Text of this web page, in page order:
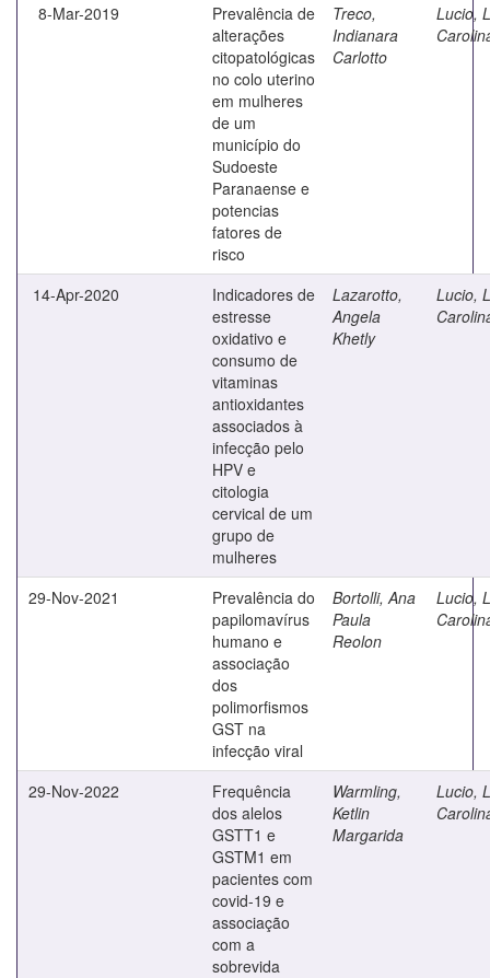
8-Mar-2019
Prevalência de
alterações
citopatológicas
no colo uterino
em mulheres
de um
município do
Sudoeste
Paranaense e
potencias
fatores de
risco
Treco,
Indianara
Carlotto
Lucio,
14-Apr-2020
Indicadores de
estresse
oxidativo e
consumo de
vitaminas
antioxidantes
associados à
infecção pelo
HPV e
citologia
cervical de um
grupo de
mulheres
Lazarotto,
Angela
Khetly
Lucio,
29-Nov-2021
Prevalência do
papilomavírus
humano e
associação
dos
polimorfismos
GST na
infecção viral
Bortolli, Ana
Paula
Reolon
Lucio,
29-Nov-2022
Frequência
dos alelos
GSTT1 e
GSTM1 em
pacientes com
covid-19 e
associação
com a
sobrevida
Warmling,
Ketlin
Margarida
Lucio,